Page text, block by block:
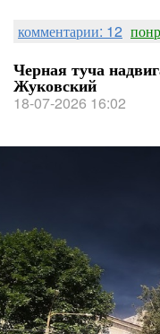
комментарии: 12
Черная туча
Жуковский
18-07-2026 16:02